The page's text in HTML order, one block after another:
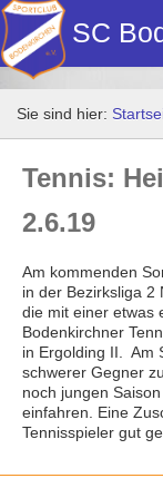
SC
Hauptverein
Fußball
Stockschützen
Tennis
Turn- u.
Dart
Bilder Neubau
Vereinsheim
Sie sind hier:
Tennis:
2.6.19
Am kommenden
in der Bezirksliga 2
die mit einer etwas
Bodenkirchner
in Ergolding II. Am
schwerer Gegner
noch jungen
einfahren. Eine
Tennisspieler gut